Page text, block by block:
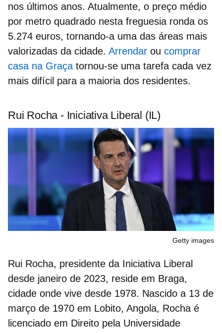
nos últimos anos. Atualmente, o preço médio
por metro quadrado nesta freguesia ronda os
5.274 euros, tornando-a uma das áreas mais
valorizadas da cidade. Arrendar ou comprar
casa na Graça tornou-se uma tarefa cada vez
mais difícil para a maioria dos residentes.
Rui Rocha - Iniciativa Liberal (IL)
Getty images
Rui Rocha, presidente da Iniciativa Liberal
desde janeiro de 2023, reside em Braga,
cidade onde vive desde 1978. Nascido a 13 de
março de 1970 em Lobito, Angola, Rocha é
licenciado em Direito pela Universidade